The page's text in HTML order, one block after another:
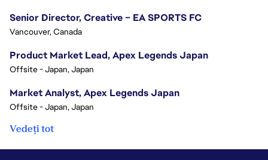
Senior Director, Creative – EA SPORTS FC
Vancouver, Canada
Product Market Lead, Apex Legends Japan
Offsite - Japan, Japan
Market Analyst, Apex Legends Japan
Offsite - Japan, Japan
Vedeți tot